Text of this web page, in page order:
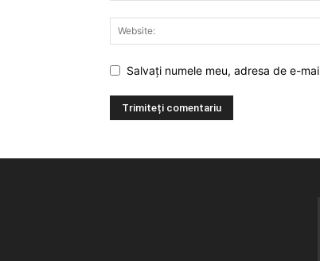
Salvați numele meu, adresa de e-